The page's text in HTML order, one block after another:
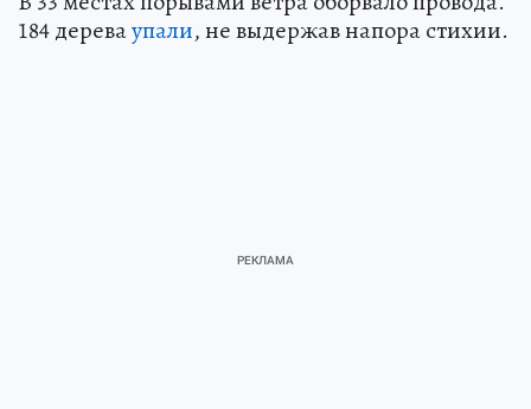
184 дереваупали, не выдержав напора стихии.